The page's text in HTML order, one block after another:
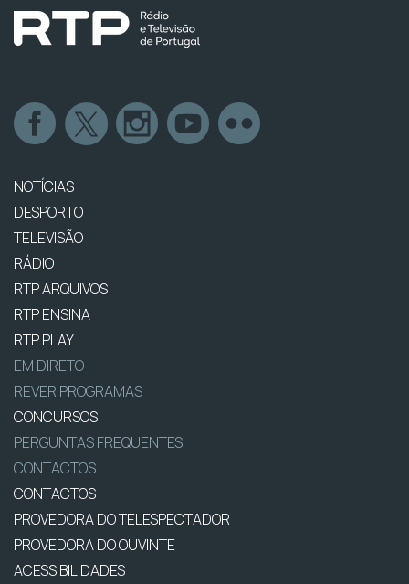
NOTÍCIAS
DESPORTO
TELEVISÃO
RÁDIO
RTP ARQUIVOS
RTP ENSINA
RTP PLAY
EM DIRETO
REVER PROGRAMAS
CONCURSOS
PERGUNTAS FREQUENTES
CONTACTOS
CONTACTOS
PROVEDORA DO TELESPECTADOR
PROVEDORA DO OUVINTE
ACESSIBILIDADES